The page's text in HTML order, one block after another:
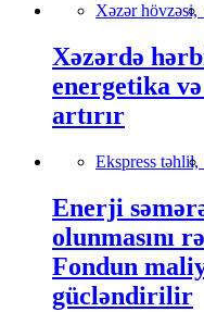
Xəzər hövzəsi,
Xəzərdə
energetika
artırır
Ekspress təhlil,
Enerji
olunmasını
Fondun
gücləndirilir